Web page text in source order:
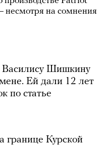
несмотря на сомнения
Василису Шишкину
Ей дали 12 лет
по статье
границе Курской